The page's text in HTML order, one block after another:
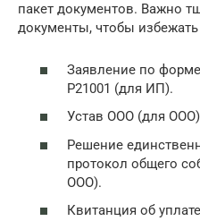
пакет документов. Важно
документы, чтобы избежать
Заявление по
Р21001 (для ИП).
Устав ООО (для
Решение
протокол общего
ООО).
Квитанция об